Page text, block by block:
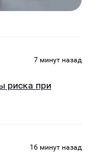
7 минут назад
риска при
16 минут назад